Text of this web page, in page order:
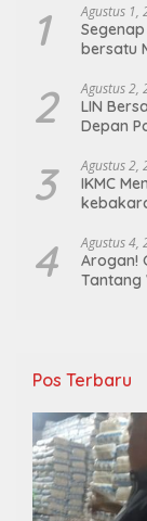
1 Agustus 1,
bersatu
2 Agustus 2,
LIN
Depan
3 Agustus 2,
IKMC
4 Agustus 4,
Arogan!
Tantang
Pos Terbaru